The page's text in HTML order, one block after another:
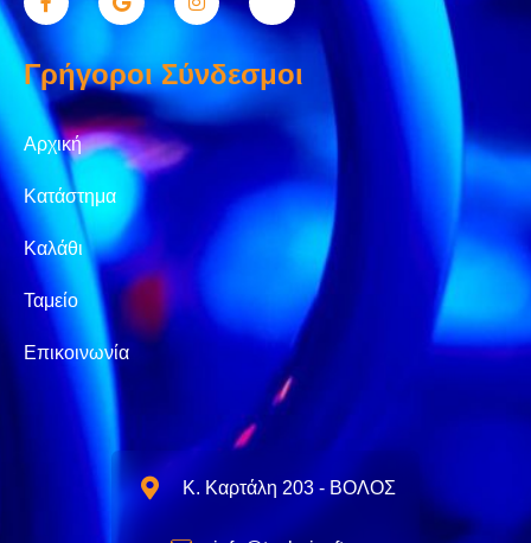
Γρήγοροι Σύνδεσμοι
Αρχική
Κατάστημα
Καλάθι
Ταμείο
Επικοινωνία
Κ. Καρτάλη 203 - ΒΟΛΟΣ